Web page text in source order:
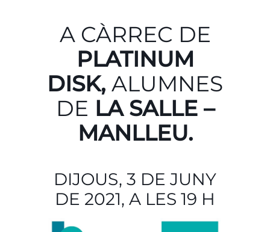
A CÀRREC DE
PLATINUM
DISK, ALUMNES
DE LA SALLE –
MANLLEU.
DIJOUS, 3 DE JUNY
DE 2021, A LES 19 H